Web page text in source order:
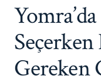
Gereken